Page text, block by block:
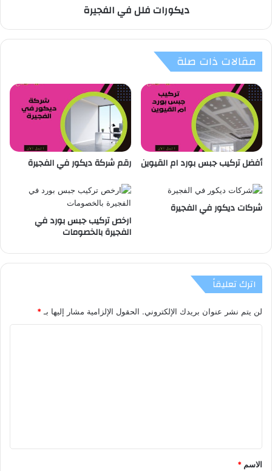
ديكورات فلل في الفجيرة
مقالات ذات صلة
أفضل تركيب جبس بورد ام القيوين رقم شركة ديكور في الفجيرة
شركات ديكور في الفجيرة
ارخص تركيب جبس بورد في
الفجيرة بالخصومات
اترك تعليقاً
لن يتم نشر عنوان بريدك الإلكتروني. الحقول الإلزامية مشار إليها بـ*
*
الاسم *